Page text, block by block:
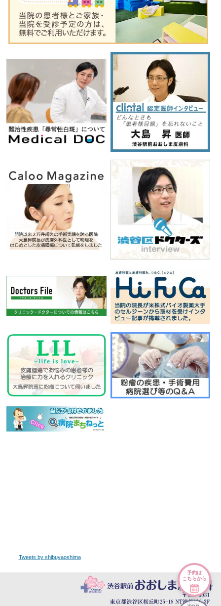
Tweets by shibuyaoshima
予約は
こちらから